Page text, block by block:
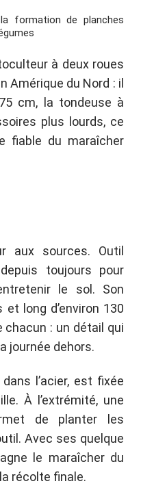
formation de planches
à deux roues
Amérique du Nord : il
cm, la tondeuse à
plus lourds, ce
fiable du maraîcher
aux sources. Outil
toujours pour
le sol. Son
long d’environ 130
chacun : un détail qui
journée dehors.
l’acier, est fixée
À l’extrémité, une
de planter les
Avec ses quelque
le maraîcher du
récolte finale.